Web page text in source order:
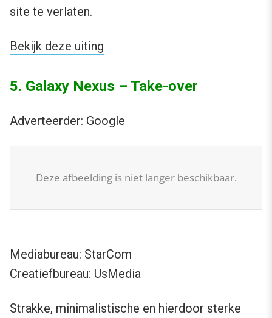
site te verlaten.
Bekijk deze uiting
5. Galaxy Nexus – Take-over
Adverteerder: Google
Deze afbeelding is niet langer beschikbaar.
Mediabureau: StarCom
Creatiefbureau: UsMedia
Strakke, minimalistische en hierdoor sterke